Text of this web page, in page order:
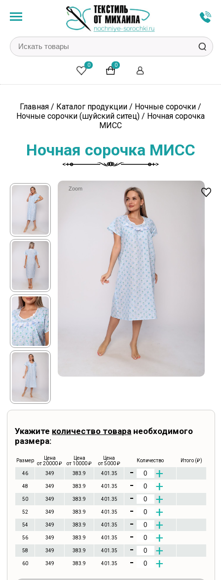
0 0
Главная / Каталог продукции / Ночные сорочки /
Ночные сорочки (шуйский ситец) / Ночная сорочка
МИСС
Ночная сорочка МИСС
Zoom
Укажите количество товара необходимого
размера:
Размер
Цена
от 20000 ₽
Цена
от 10000 ₽
Цена
от 5000 ₽
Количество Итого (₽)
46 349 383.9 401.35 - +
48 349 383.9 401.35 - +
50 349 383.9 401.35 - +
52 349 383.9 401.35 - +
54 349 383.9 401.35 - +
56 349 383.9 401.35 - +
58 349 383.9 401.35 - +
60 349 383.9 401.35 - +